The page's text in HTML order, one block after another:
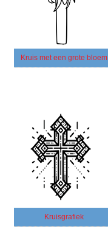
Kruis met een grote bloem
Kruisgrafiek